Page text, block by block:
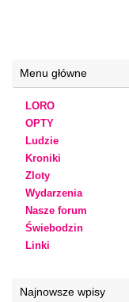
Menu główne
LORO
OPTY
Ludzie
Kroniki
Zloty
Wydarzenia
Nasze forum
Świebodzin
Linki
Najnowsze wpisy